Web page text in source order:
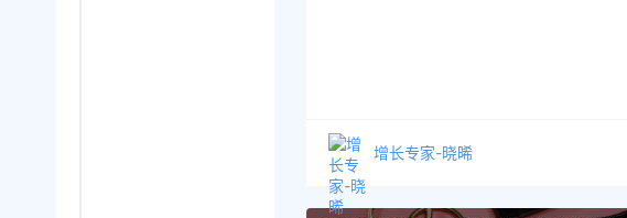
增长专家-晓晞